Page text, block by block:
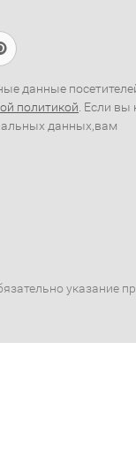
данные
политикой . Если вы
данных,вам
указание